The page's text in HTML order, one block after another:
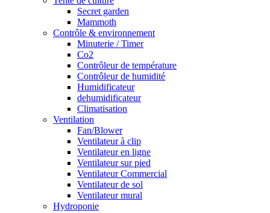
Secret garden
Mammoth
Contrôle & environnement
Minuterie / Timer
Co2
Contrôleur de température
Contrôleur de humidité
Humidificateur
dehumidificateur
Climatisation
Ventilation
Fan/Blower
Ventilateur à clip
Ventilateur en ligne
Ventilateur sur pied
Ventilateur Commercial
Ventilateur de sol
Ventilateur mural
Hydroponie